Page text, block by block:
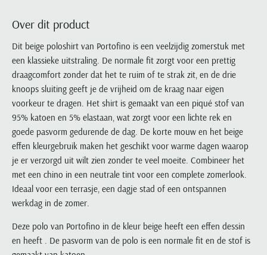
Profuomo
R2
Seidensticker
State of Art
Tommy Hilfiger
Vanguard
Xacus
Populaire kleuren
Wit overhemd heren
Zwart overhemd heren
Blauw overhemd heren
Groen overhemd heren
Polo Ralph Lauren
Portofino
Profuomo
State of Art
Superdry
Tommy Hilfiger
Vanguard
Grote maten
Grote maten poloshirts
Grote maten herenmode
Populaire kleuren
PME Legend
Portofino
Profuomo
State of Art
Superdry
Thomas Maine
Tommy Hilfiger
Vanguard
William Lockie
Populaire materialen
Katoenen trui
Lamswollen trui
PME Legend
Polo Ralph Lauren
Portofino
Replay
Tommy Hilfiger
Tramarossa
Vanguard
Deals
2e broek voor de helft
Populaire merk lijnen
Meyer Chicago
Polo Ralph Lauren
Portofino
Reset
State of Art
Superdry
Tenson
Tommy Hilfiger
UBR
Vanguard
Wellington of Billmore
Grote maten
Grote maten jassen
Bodywarmers
Olymp
Paul & Shark
Polo Ralph Lauren
PME Legend
Profuomo
R2
State of Art
Superdry
Tenson
Tommy Hilfiger
Vanguard
Ledub
Lyle & Scott
Mac
Maerz
Magnanni
Mason's
Mc Alson
Meyer
New Zealand
North 84
Olymp
Over dit product
Dit beige poloshirt van Portofino is een veelzijdig zomerstuk met
een klassieke uitstraling. De normale fit zorgt voor een prettig
draagcomfort zonder dat het te ruim of te strak zit, en de drie
knoops sluiting geeft je de vrijheid om de kraag naar eigen
voorkeur te dragen. Het shirt is gemaakt van een piqué stof van
95% katoen en 5% elastaan, wat zorgt voor een lichte rek en
goede pasvorm gedurende de dag. De korte mouw en het beige
effen kleurgebruik maken het geschikt voor warme dagen waarop
je er verzorgd uit wilt zien zonder te veel moeite. Combineer het
met een chino in een neutrale tint voor een complete zomerlook.
Ideaal voor een terrasje, een dagje stad of een ontspannen
werkdag in de zomer.
Deze polo van Portofino in de kleur beige heeft een effen dessin
en heeft . De pasvorm van de polo is een normale fit en de stof is